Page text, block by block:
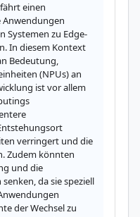
einen
Anwendungen
Systemen zu Edge-
In diesem Kontext
Bedeutung,
(NPUs) an
ist vor allem
verringert und die
Zudem könnten
und die
da sie speziell
der Wechsel zu